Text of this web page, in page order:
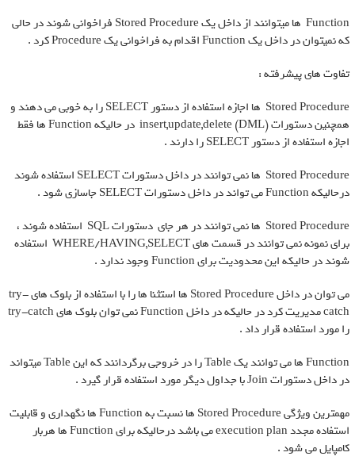
Function ها میتوانند از داخل یک Stored Procedure فراخوانی شوند در حالی
که نمیتوان در داخل یک Function اقدام به فراخوانی یک Procedure کرد .
تفاوت های پیشرفته :
Stored Procedure ها اجازه استفاده از دستور SELECT را به خوبی می دهند و
همچنین دستورات (DML) insert,update,delete در حالیکه Function ها فقط
اجازه استفاده از دستور SELECT را دارند .
Stored Procedure ها نمی توانند در داخل دستورات SELECT استفاده شوند
درحالیکه Function می تواند در داخل دستورات SELECT جاسازی شود .
Stored Procedure ها نمی توانند در هر جای
دستورات SQL استفاده شوند ،
برای نمونه نمی توانند در قسمت های WHERE/HAVING,SELECT استفاده
شوند در حالیکه این محدودیت برای Function وجود ندارد .
می توان در داخل Stored Procedure ها استثنا ها را با استفاده از بلوک های try-
catch مدیریت کرد در حالیکه در داخل Function نمی توان بلوک های try-catch
را مورد استفاده قرار داد .
Function ها می توانند یک Table را در خروجی برگردانند که این Table میتواند
در داخل دستورات Join با جداول دیگر مورد استفاده قرار گیرد .
مهمترین ویژگی Stored Procedure ها نسبت به Function ها نگهداری و قابلیت
استفاده مجدد execution plan می باشد درحالیکه برای Function ها هربار
کامپایل می شود .